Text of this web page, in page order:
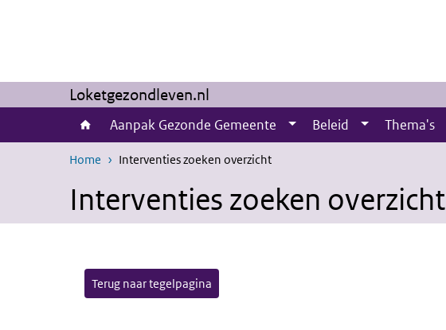
Loketgezondleven.nl
Aanpak Gezonde Gemeente Beleid Thema's
Home Interventies zoeken overzicht
Interventies zoeken overzicht
Terug naar tegelpagina